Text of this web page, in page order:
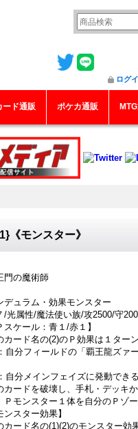
ログ
ード通販 ポケカ通販
《モンスター》
門の魔術師
デュラム・効果モンスター
/光属性/魔法使い族/攻2500/守
スケール：青１/赤１】
カード名の(2)のＰ効果は１ター
自分フィールドの「覇王龍ズァ
自分メインフェイズに発動できる
カードを破壊し、手札・デッキ
Ｐモンスター１体を自分のＰゾー
ンスター効果】
カード名の(1)(2)のモンスター効